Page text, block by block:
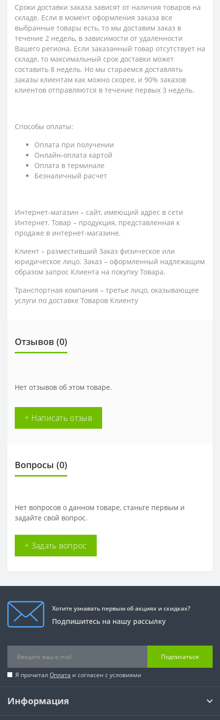
Сроки доставки заказа зависят от наличия товаров на
складе. Если в момент оформления заказа все
выбранные товары есть, то мы доставим заказ в
течение 2 недель, в зависимости от удаленности
Вашего региона. Если заказанный товар отсутствует на
складе, то максимальный срок доставки может
составить 8 недель. Но мы стараемся доставлять
заказы клиентам как можно скорее, и 90% заказов
клиентов отправляются в течение первых 3 недель.
Способы оплаты:
Оплата при получении
Онлайн-оплата картой
Оплата в терминале
Безналичный расчет
Интернет-магазин – сайт, имеющий адрес в сети
Интернет. Товар – продукция, представленная к
продаже в интернет-магазине.
Клиент – разместивший Заказ физическое или
юридическое лицо. Заказ – оформленный надлежащим
образом запрос Клиента на покупку Товара.
Транспортная компания – третье лицо, оказывающее
услуги по доставке Товаров Клиенту
Отзывов (0)
Нет отзывов об этом товаре.
+ Написать отзыв
Вопросы (0)
Нет вопросов о данном товаре, станьте первым и
задайте свой вопрос.
+ Задать вопрос
Хотите узнавать первым об акциях и скидках?
Подпишитесь на нашу рассылку
Подписаться
Я прочитал Оплата и согласен с условиями
Информация